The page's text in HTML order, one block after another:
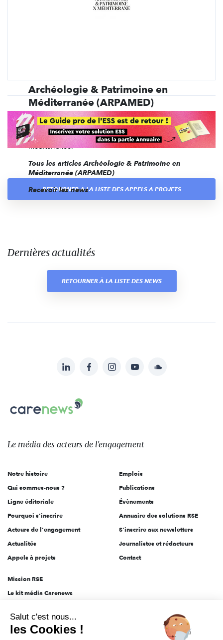
Archéologie & Patrimoine en
Méditerranée (ARPAMED)
Créé en 2016, ARPAMED (Archéologie &
Patrimoine en Méditerranée) est le premier fonds
de dotation dédié à l’archéologie française en
Méditerranée.
Tous les articles Archéologie & Patrimoine en
Méditerranée (ARPAMED)
Recevoir les news
RETOURNER À LA LISTE DES APPELS À PROJETS
Dernières actualités
RETOURNER À LA LISTE DES NEWS
sur:
LinkedInFacebookInstagramYouTubeSoundcloud
Carenews,
Le
des
l'engagement
Le média des acteurs de l'engagement
Notre histoire
Qui sommes-nous ?
Ligne éditoriale
Pourquoi s'inscrire
Acteurs de l'engagement
Actualités
Appels à projets
Emplois
Publications
Évènements
Annuaire des solutions RSE
S'inscrire aux newsletters
Journalistes et rédacteurs
Contact
Mission RSE
Le kit média Carenews
AEF info
Novethic
Salut c'est nous...
les Cookies !